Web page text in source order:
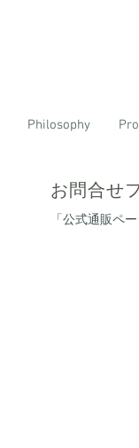
Philosophy
お問合せ
「公式通販ペ